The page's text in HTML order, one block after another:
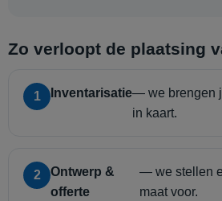
Zo verloopt de plaatsing
1 Inventarisatie— we brengen
in kaart.
2
Ontwerp &
offerte
— we stellen
maat voor.